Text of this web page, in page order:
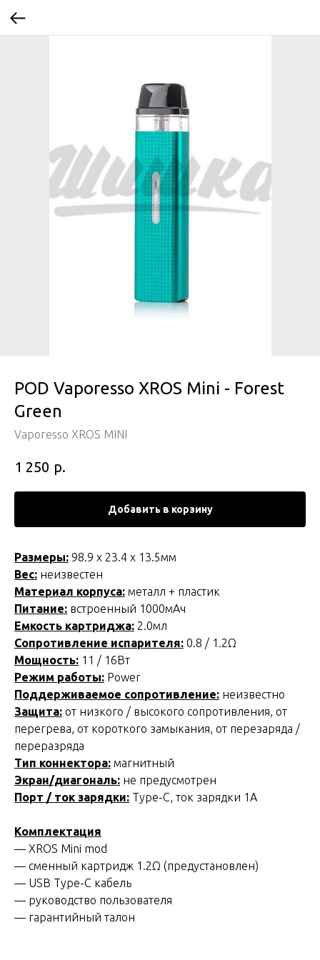
POD Vaporesso XROS Mini - Forest
Green
Vaporesso XROS MINI
1 250 р.
Добавить в корзину
Размеры: 98.9 х 23.4 х 13.5мм
Вес: неизвестен
Материал корпуса: металл + пластик
Питание: встроенный 1000мАч
Емкость картриджа: 2.0мл
Сопротивление испарителя: 0.8 / 1.2Ω
Мощность: 11 / 16Вт
Режим работы: Power
Поддерживаемое сопротивление: неизвестно
Защита: от низкого / высокого сопротивления, от
перегрева, от короткого замыкания, от перезаряда /
переразряда
Тип коннектора: магнитный
Экран/диагональ: не предусмотрен
Порт / ток зарядки: Type-C, ток зарядки 1А
Комплектация
— XROS Mini mod
— сменный картридж 1.2Ω (предустановлен)
— USB Type-C кабель
— руководство пользователя
— гарантийный талон